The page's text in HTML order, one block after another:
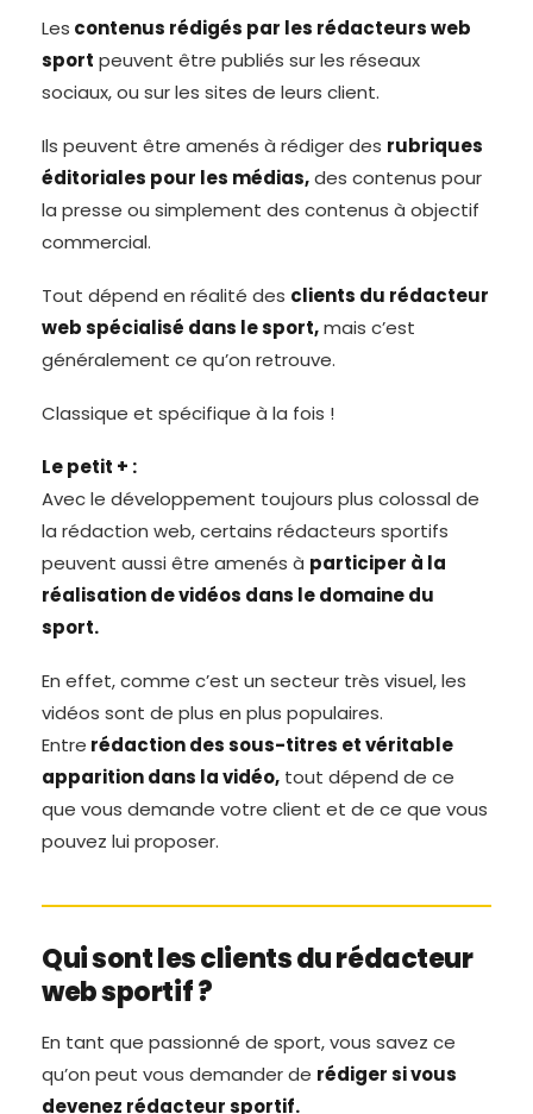
Les contenus rédigés par les rédacteurs web
sport peuvent être publiés sur les réseaux
sociaux, ou sur les sites de leurs client.
Ils peuvent être amenés à rédiger des rubriques
éditoriales pour les médias,des contenus pour
la presse ou simplement des contenus à objectif
commercial.
Tout dépend en réalité des clients du rédacteur
web spécialisé dans le sport,mais c’est
généralement ce qu’on retrouve.
Classique et spécifique à la fois !
Le petit + :
Avec le développement toujours plus colossal de
la rédaction web, certains rédacteurs sportifs
peuvent aussi être amenés à participer à la
réalisation de vidéos dans le domaine du
sport.
En effet, comme c’est un secteur très visuel, les
vidéos sont de plus en plus populaires.
Entre rédaction des sous-titres et véritable
apparition dans la vidéo, tout dépend de ce
que vous demande votre client et de ce que vous
pouvez lui proposer.
Qui sont les clients du rédacteur
web sportif ?
En tant que passionné de sport, vous savez ce
qu’on peut vous demander de rédiger si vous
devenez rédacteur sportif.